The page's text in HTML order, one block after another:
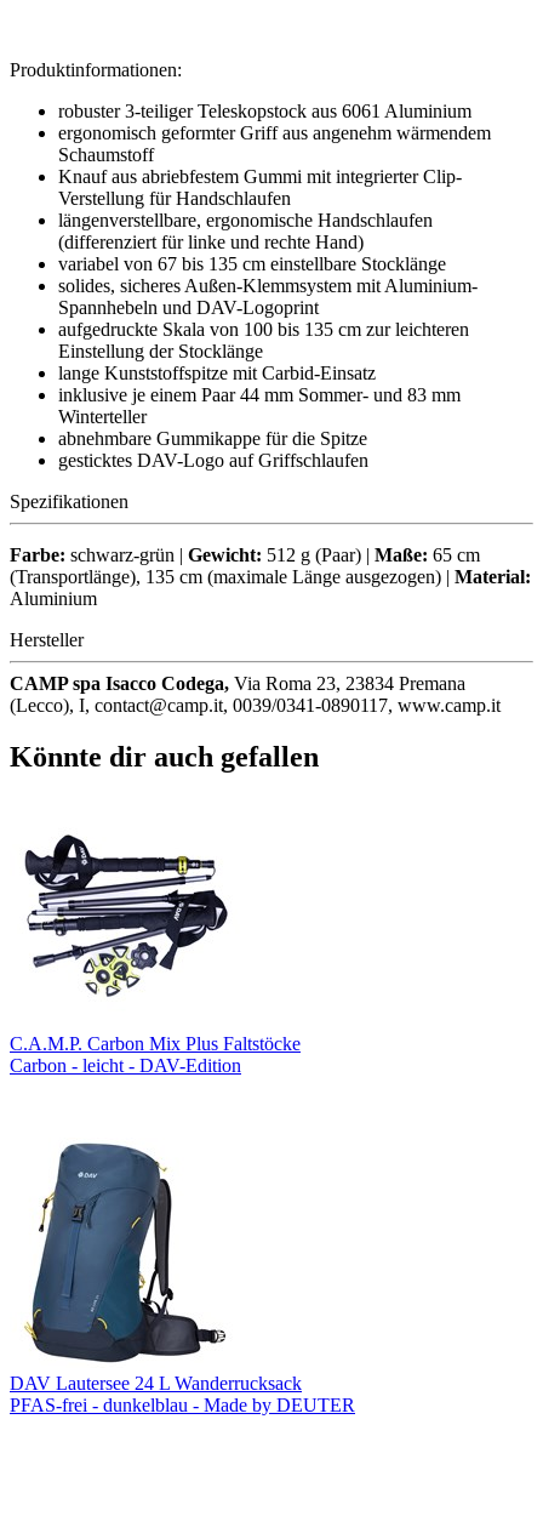
Produktinformationen:
robuster 3-teiliger Teleskopstock aus 6061 Aluminium
ergonomisch geformter Griff aus angenehm wärmendem
Schaumstoff
Knauf aus abriebfestem Gummi mit integrierter Clip-
Verstellung für Handschlaufen
längenverstellbare, ergonomische Handschlaufen
(differenziert für linke und rechte Hand)
variabel von 67 bis 135 cm einstellbare Stocklänge
solides, sicheres Außen-Klemmsystem mit Aluminium-
Spannhebeln und DAV-Logoprint
aufgedruckte Skala von 100 bis 135 cm zur leichteren
Einstellung der Stocklänge
lange Kunststoffspitze mit Carbid-Einsatz
inklusive je einem Paar 44 mm Sommer- und 83 mm
Winterteller
abnehmbare Gummikappe für die Spitze
gesticktes DAV-Logo auf Griffschlaufen
Spezifikationen
Farbe: schwarz-grün | Gewicht: 512 g (Paar) | Maße: 65 cm
(Transportlänge), 135 cm (maximale Länge ausgezogen) | Material:
Aluminium
Hersteller
CAMP spa Isacco Codega, Via Roma 23, 23834 Premana
(Lecco), I, contact@camp.it, 0039/0341-0890117, www.camp.it
Könnte dir auch gefallen
C.A.M.P. Carbon Mix Plus Faltstöcke
Carbon - leicht - DAV-Edition
DAV Lautersee 24 L Wanderrucksack
PFAS-frei - dunkelblau - Made by DEUTER